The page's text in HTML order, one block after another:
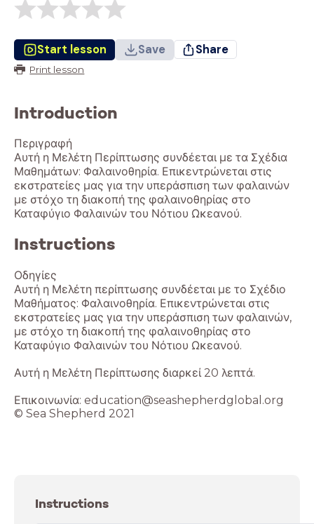
Start lesson Save Share
Print lesson
Introduction
Περιγραφή
Αυτή η Μελέτη Περίπτωσης συνδέεται με τα Σχέδια
Μαθημάτων: Φαλαινοθηρία. Επικεντρώνεται στις
εκστρατείες μας για την υπεράσπιση των φαλαινών
με στόχο τη διακοπή της φαλαινοθηρίας στο
Instructions
Οδηγίες
Αυτή η Μελέτη περίπτωσης συνδέεται με το Σχέδιο
Μαθήματος: Φαλαινοθηρία. Επικεντρώνεται στις
εκστρατείες μας για την υπεράσπιση των φαλαινών,
με στόχο τη διακοπή της φαλαινοθηρίας στο
Καταφύγιο Φαλαινών του Νότιου Ωκεανού.
Αυτή η Μελέτη Περίπτωσης διαρκεί 20 λεπτά.
Επικοινωνία: education@seashepherdglobal.org
© Sea Shepherd 2021
Instructions